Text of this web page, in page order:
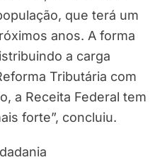
que terá um
anos. A forma
a carga
Tributária com
a Receita Federal tem
forte”, concluiu.